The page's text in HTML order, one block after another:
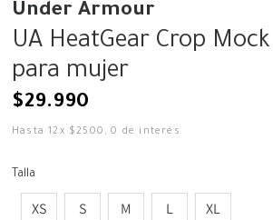
Under Armour
UA HeatGear Crop
para mujer
$29.990
Hasta12 x $2500 ,0 de interés
Talla
XS S M L XL